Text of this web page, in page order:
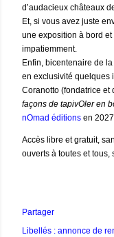
d’audacieux châteaux
Et, si vous avez juste
une exposition à bord
impatiemment.
Enfin, bicentenaire de
en exclusivité quelques
Coranotto (fondatrice et
façons de tapivOler en
nOmad éditions en 2027.
Accès libre et gratuit,
ouverts à toutes et tous,
Partager
Libellés : annonce de